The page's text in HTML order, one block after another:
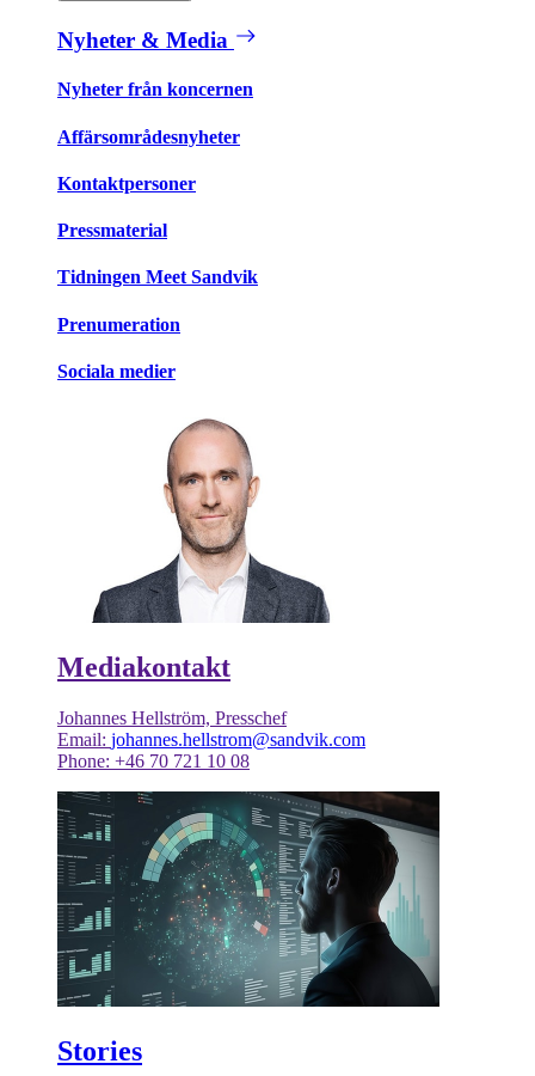
Nyheter & Media
Nyheter från koncernen
Affärsområdesnyheter
Kontaktpersoner
Pressmaterial
Tidningen Meet Sandvik
Prenumeration
Sociala medier
Mediakontakt
Johannes Hellström, Presschef
Email: johannes.hellstrom@sandvik.com
Phone: +46 70 721 10 08
Stories